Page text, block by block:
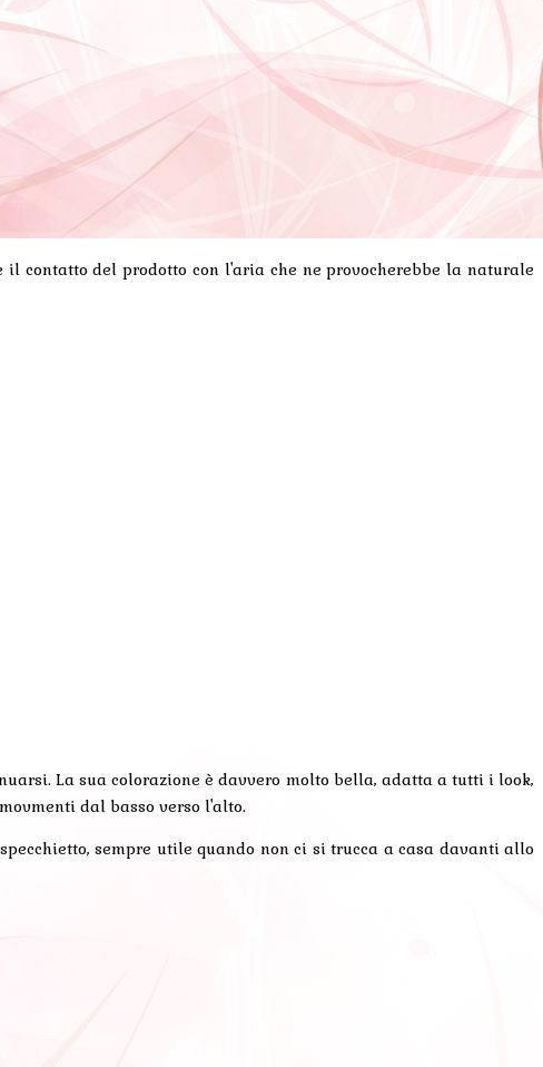
contatto del prodotto con l'aria che ne provocherebbe la naturale
La sua colorazione è davvero molto bella, adatta a tutti i look,
dal basso verso l'alto.
sempre utile quando non ci si trucca a casa davanti allo